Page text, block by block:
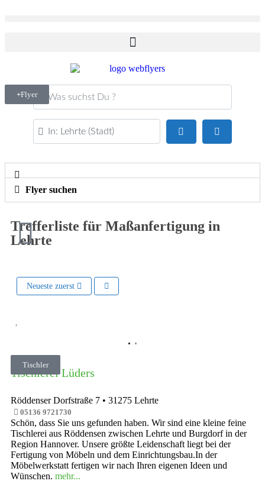
Flyer
PLZ oder Ort
Flyer suchen
Trefferliste für Maßanfertigung in
Lehrte
Neueste zuerst
Tischler
Tischlerei Lüders
Röddenser Dorfstraße 7 • 31275 Lehrte
05136 9721730
Schön, dass Sie uns gefunden haben. Wir sind eine kleine feine
Tischlerei aus Röddensen zwischen Lehrte und Burgdorf in der
Region Hannover. Unsere größte Leidenschaft liegt bei der
Fertigung von Möbeln und dem Einrichtungsbau.In der
Möbelwerkstatt fertigen wir nach Ihren eigenen Ideen und
Wünschen. mehr...